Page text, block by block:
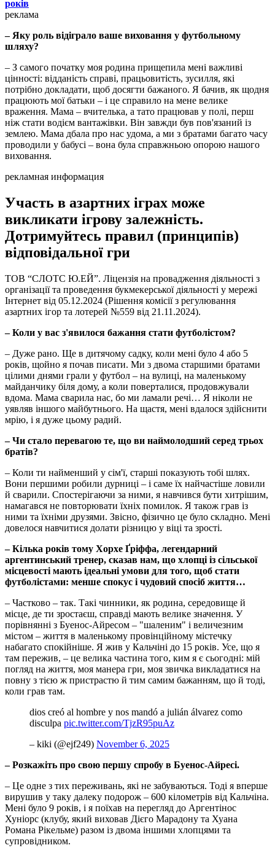
років
реклама
– Яку роль відіграло ваше виховання у футбольному
шляху?
– З самого початку моя родина прищепила мені важливі
цінності: відданість справі, працьовитість, зусилля, які
потрібно докладати, щоб досягти бажаного. Я бачив, як щодня
працюють мої батьки – і це справило на мене велике
враження. Мама – вчителька, а тато працював у полі, перш
ніж стати водієм вантажівки. Він завжди був пов'язаний із
землею. Мама дбала про нас удома, а ми з братами багато часу
проводили у бабусі – вона була справжньою опорою нашого
виховання.
рекламная информация
Участь в азартних іграх може
викликати ігрову залежність.
Дотримуйтесь правил (принципів)
відповідальної гри
ТОВ “СЛОТС Ю.ЕЙ”. Ліцензія на провадження діяльності з
організації та проведення букмекерської діяльності у мережі
Інтернет від 05.12.2024 (Рішення комісії з регулювання
азартних ігор та лотерей №559 від 21.11.2024).
– Коли у вас з'явилося бажання стати футболістом?
– Дуже рано. Ще в дитячому садку, коли мені було 4 або 5
років, щойно я почав писати. Ми з двома старшими братами
цілими днями грали у футбол – на вулиці, на маленькому
майданчику біля дому, а коли поверталися, продовжували
вдома. Мама сварила нас, бо ми ламали речі… Я ніколи не
уявляв іншого майбутнього. На щастя, мені вдалося здійснити
мрію, і я дуже цьому радий.
– Чи стало перевагою те, що ви наймолодший серед трьох
братів?
– Коли ти найменший у сім'ї, старші показують тобі шлях.
Вони першими робили дурниці – і саме їх найчастіше ловили
й сварили. Спостерігаючи за ними, я навчився бути хитрішим,
намагався не повторювати їхніх помилок. Я також грав із
ними та їхніми друзями. Звісно, фізично це було складно. Мені
довелося навчитися долати різницю у віці та зрості.
– Кілька років тому Хорхе Ґріффа, легендарний
аргентинський тренер, сказав нам, що хлопці із сільської
місцевості мають ідеальні умови для того, щоб стати
футболістами: менше спокус і чудовий спосіб життя…
– Частково – так. Такі чинники, як родина, середовище й
місце, де ти зростаєш, справді мають велике значення. У
порівнянні з Буенос-Айресом – "шаленим" і величезним
містом – життя в маленькому провінційному містечку
набагато спокійніше. Я жив у Кальчіні до 15 років. Усе, що я
там пережив, – це велика частина того, ким я є сьогодні: мій
погляд на життя, моя манера гри, моя звичка викладатися на
повну з тією ж пристрастю й тим самим бажанням, що й тоді,
коли грав там.
dios creó al hombre y nos mandó a julián álvarez como
disculpa pic.twitter.com/TjzR95puAz
– kiki (@ejf249) November 6, 2025
– Розкажіть про свою першу спробу в Буенос-Айресі.
– Це одне з тих переживань, які не забуваються. Тоді я вперше
вирушив у таку далеку подорож – 600 кілометрів від Кальчіна.
Мені було 9 років, і я поїхав на перегляд до Аргентінос
Хуніорс (клубу, який виховав Дієго Марадону та Хуана
Романа Рікельме) разом із двома іншими хлопцями та
супровідником.